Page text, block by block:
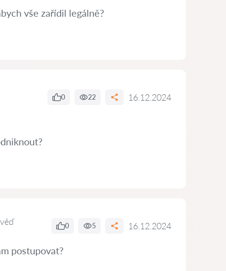
vše zařídil legálně?
0 22 16.12.2024
0 5 16.12.2024
postupovat?